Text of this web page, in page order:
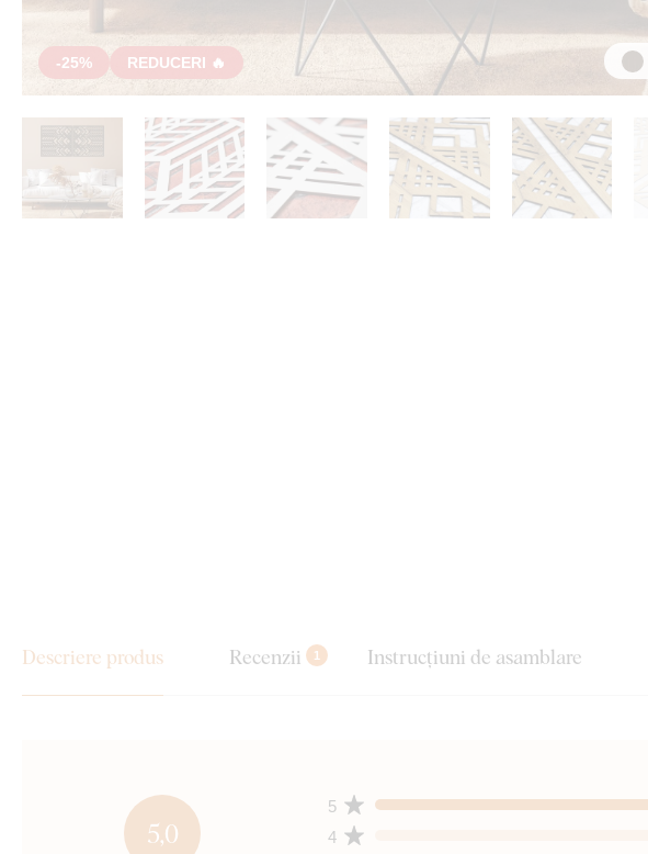
-25% REDUCERI 🔥
Descriere produs Recenzii 1 Instrucțiuni de asamblare
5,0 4
5